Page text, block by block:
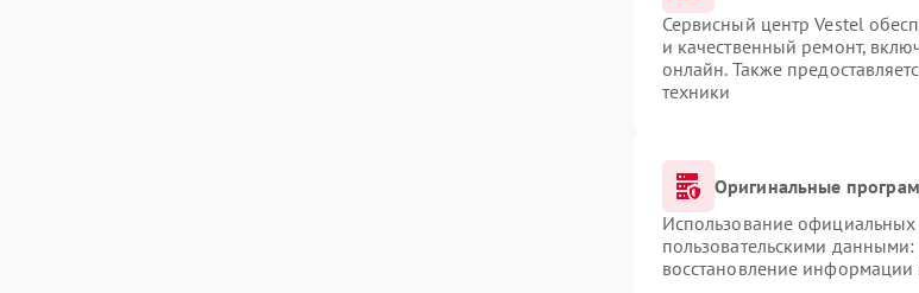
Сервисный центр Vestel
и качественный ремонт,
онлайн. Также
техники
Оригинальные
Использование
пользовательскими
восстановление